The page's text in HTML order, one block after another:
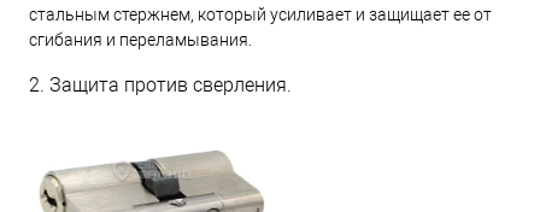
стальным стержнем, который усиливает и защищает ее от
сгибания и переламывания.
2. Защита против сверления.